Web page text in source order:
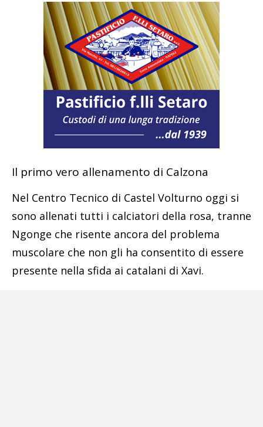
Il primo vero allenamento di Calzona
Nel Centro Tecnico di Castel Volturno oggi si
sono allenati tutti i calciatori della rosa, tranne
Ngonge che risente ancora del problema
muscolare che non gli ha consentito di essere
presente nella sfida ai catalani di Xavi.